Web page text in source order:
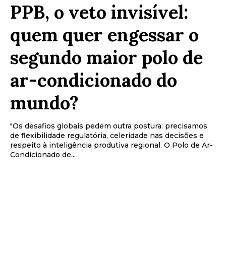
PPB, o veto invisível:
quem quer engessar o
segundo maior polo de
ar-condicionado do
mundo?
"Os desafios globais pedem outra postura: precisamos
de flexibilidade regulatória, celeridade nas decisões e
respeito à inteligência produtiva regional. O Polo de Ar-
Condicionado de...